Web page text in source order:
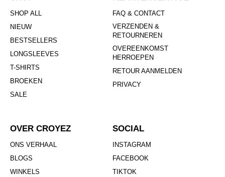
SHOP ALL
NIEUW
BESTSELLERS
LONGSLEEVES
T-SHIRTS
BROEKEN
SALE
FAQ & CONTACT
VERZENDEN &
RETOURNEREN
OVEREENKOMST
HERROEPEN
RETOUR AANMELDEN
PRIVACY
OVER CROYEZ
ONS VERHAAL
BLOGS
WINKELS
SOCIAL
INSTAGRAM
FACEBOOK
TIKTOK